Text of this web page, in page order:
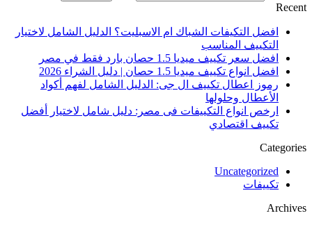
Recent
افضل التكيفات الشباك ام الاسبليت؟ الدليل الشامل لاختيار
التكييف المناسب
افضل سعر تكييف ميديا 1.5 حصان بارد فقط في مصر
افضل انواع تكييف ميديا 1.5 حصان | دليل الشراء 2026
رموز اعطال تكييف ال جى: الدليل الشامل لفهم أكواد
الأعطال وحلولها
ارخص انواع التكييفات فى مصر: دليل شامل لاختيار أفضل
تكييف اقتصادي
Categories
Uncategorized
تكييفات
Archives